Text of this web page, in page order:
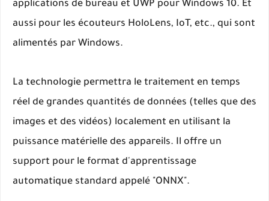
applications de bureau et UWP pour Windows 10. Et
aussi pour les écouteurs HoloLens, IoT, etc., qui sont
alimentés par Windows.
La technologie permettra le traitement en temps
réel de grandes quantités de données (telles que des
images et des vidéos) localement en utilisant la
puissance matérielle des appareils. Il offre un
support pour le format d'apprentissage
automatique standard appelé "ONNX".